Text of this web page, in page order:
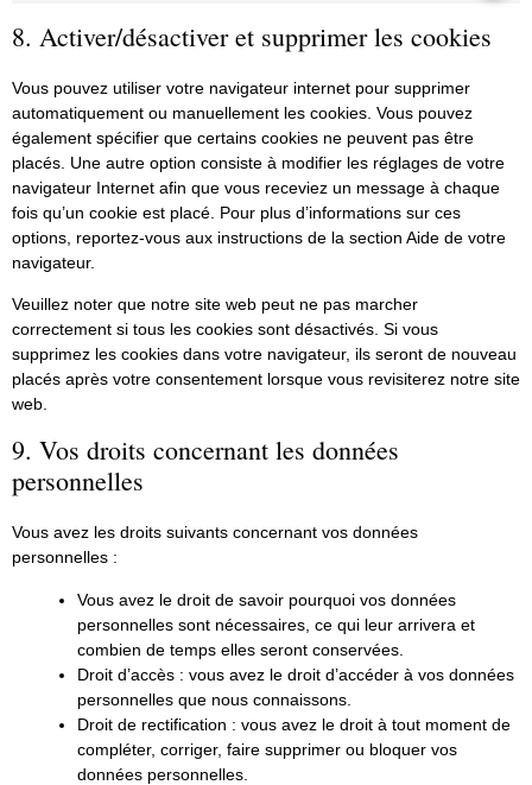
8. Activer/désactiver et supprimer les cookies
Vous pouvez utiliser votre navigateur internet pour supprimer
automatiquement ou manuellement les cookies. Vous pouvez
également spécifier que certains cookies ne peuvent pas être
placés. Une autre option consiste à modifier les réglages de votre
navigateur Internet afin que vous receviez un message à chaque
fois qu’un cookie est placé. Pour plus d’informations sur ces
options, reportez-vous aux instructions de la section Aide de votre
navigateur.
Veuillez noter que notre site web peut ne pas marcher
correctement si tous les cookies sont désactivés. Si vous
supprimez les cookies dans votre navigateur, ils seront de nouveau
placés après votre consentement lorsque vous revisiterez notre site
web.
9. Vos droits concernant les données
personnelles
Vous avez les droits suivants concernant vos données
personnelles :
Vous avez le droit de savoir pourquoi vos données
personnelles sont nécessaires, ce qui leur arrivera et
combien de temps elles seront conservées.
Droit d’accès : vous avez le droit d’accéder à vos données
personnelles que nous connaissons.
Droit de rectification : vous avez le droit à tout moment de
compléter, corriger, faire supprimer ou bloquer vos
données personnelles.